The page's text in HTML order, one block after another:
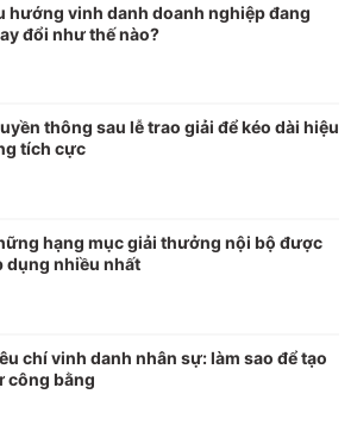
hướng vinh danh doanh nghiệp đang
đổi như thế nào?
thông sau lễ trao giải để kéo dài hiệu
tích cực
hạng mục giải thưởng nội bộ được
dụng nhiều nhất
chí vinh danh nhân sự: làm sao để tạo
công bằng